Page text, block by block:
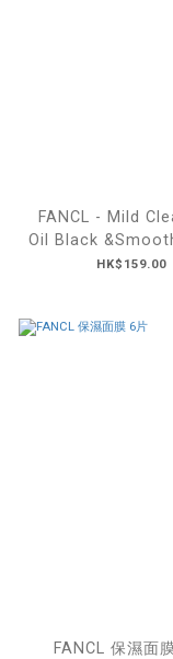
FANCL - Mild
Oil Black
毛孔淨化卸妝油
HK$159.00
FANCL 保濕面